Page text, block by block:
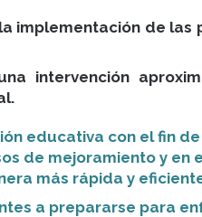
implementación de las
intervención
educativa con el fin
de mejoramiento y en
más rápida y
a prepararse para